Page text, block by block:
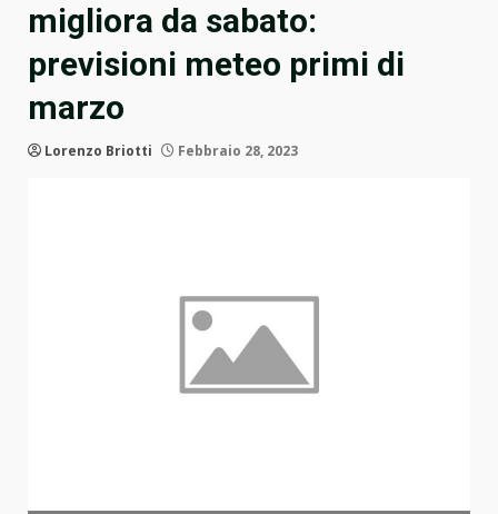
migliora da sabato:
previsioni meteo primi di
marzo
Lorenzo Briotti Febbraio 28, 2023